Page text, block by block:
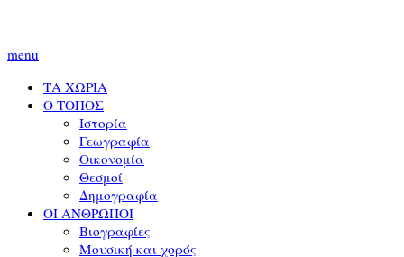
menu
ΤΑ ΧΩΡΙΑ
Ο ΤΟΠΟΣ
Ιστορία
Γεωγραφία
Οικονομία
Θεσμοί
Δημογραφία
ΟΙ ΑΝΘΡΩΠΟΙ
Βιογραφίες
Μουσική και χορός